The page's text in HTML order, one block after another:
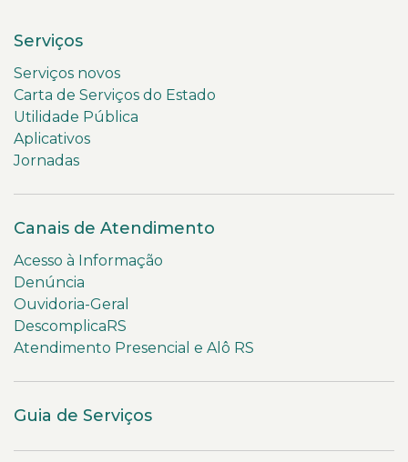
Serviços
Serviços novos
Carta de Serviços do Estado
Utilidade Pública
Aplicativos
Jornadas
Canais de Atendimento
Acesso à Informação
Denúncia
Ouvidoria-Geral
DescomplicaRS
Atendimento Presencial e Alô RS
Guia de Serviços